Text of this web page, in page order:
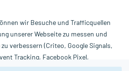
können. | Diese Webseite benutzt
bitte dazu die wichtigen Hinweise in
Für den Widerruf einer Bestellung
wir Besuche und Trafficquellen
unserer Webseite zu messen und
verbessern (Criteo, Google Signals,
Tracking, Facebook Pixel,